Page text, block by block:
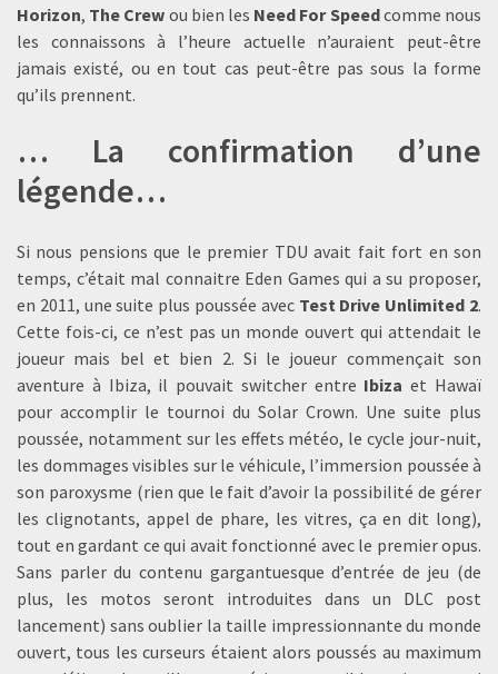
Horizon, The Crew ou bien les Need For Speedcomme nous
les connaissons à l’heure actuelle n’auraient peut-être
jamais existé, ou en tout cas peut-être pas sous la forme
qu’ils prennent.
… La confirmation d’une
légende…
Si nous pensions que le premier TDU avait fait fort en son
temps, c’était mal connaitre Eden Games qui a su proposer,
en 2011, une suite plus poussée avec Test Drive Unlimited 2.
Cette fois-ci, ce n’est pas un monde ouvert qui attendait le
joueur mais bel et bien 2. Si le joueur commençait son
aventure à Ibiza, il pouvait switcher entre Ibiza et Hawaï
pour accomplir le tournoi du Solar Crown. Une suite plus
poussée, notamment sur les effets météo, le cycle jour-nuit,
les dommages visibles sur le véhicule, l’immersion poussée à
son paroxysme (rien que le fait d’avoir la possibilité de gérer
les clignotants, appel de phare, les vitres, ça en dit long),
tout en gardant ce qui avait fonctionné avec le premier opus.
Sans parler du contenu gargantuesque d’entrée de jeu (de
plus, les motos seront introduites dans un DLC post
lancement) sans oublier la taille impressionnante du monde
ouvert, tous les curseurs étaient alors poussés au maximum